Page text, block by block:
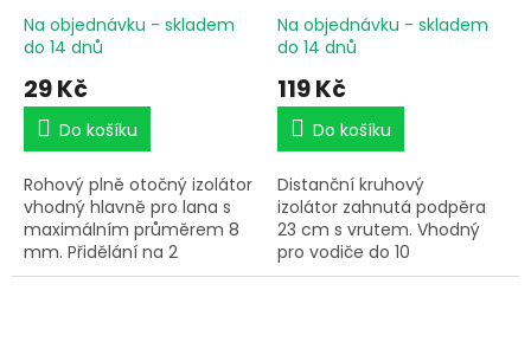
Na objednávku - skladem
do 14 dnů
29 Kč
Do košíku
Rohový plně otočný izolátor
vhodný hlavně pro lana s
maximálním průměrem 8
mm. Přidělání na 2
vruty. Odnímatelná
pásky do 20 mm - 10 ks
Na objednávku - skladem
do 14 dnů
119 Kč
Do košíku
Distanční kruhový
izolátor zahnutá podpěra
23 cm s vrutem. Vhodný
pro vodiče do 10
mm. Balení po 10 ks.